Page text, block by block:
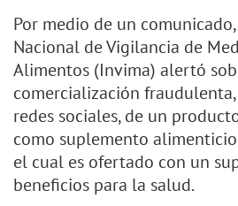
Por medio de un
Nacional de Vigilancia de
Alimentos (Invima) alertó
comercialización
redes sociales, de un
como suplemento
el cual es ofertado con un
beneficios para la salud.